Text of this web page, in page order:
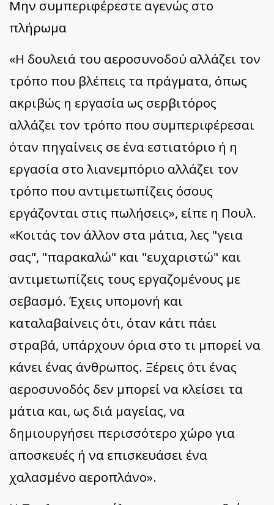
Μην συμπεριφέρεστε αγενώς στο
πλήρωμα
«Η δουλειά του αεροσυνοδού αλλάζει τον
τρόπο που βλέπεις τα πράγματα, όπως
ακριβώς η εργασία ως σερβιτόρος
αλλάζει τον τρόπο που συμπεριφέρεσαι
όταν πηγαίνεις σε ένα εστιατόριο ή η
εργασία στο λιανεμπόριο αλλάζει τον
τρόπο που αντιμετωπίζεις όσους
εργάζονται στις πωλήσεις», είπε η Πουλ.
«Κοιτάς τον άλλον στα μάτια, λες "γεια
σας", "παρακαλώ" και "ευχαριστώ" και
αντιμετωπίζεις τους εργαζομένους με
σεβασμό. Έχεις υπομονή και
καταλαβαίνεις ότι, όταν κάτι πάει
στραβά, υπάρχουν όρια στο τι μπορεί να
κάνει ένας άνθρωπος. Ξέρεις ότι ένας
αεροσυνοδός δεν μπορεί να κλείσει τα
μάτια και, ως διά μαγείας, να
δημιουργήσει περισσότερο χώρο για
αποσκευές ή να επισκευάσει ένα
χαλασμένο αεροπλάνο».